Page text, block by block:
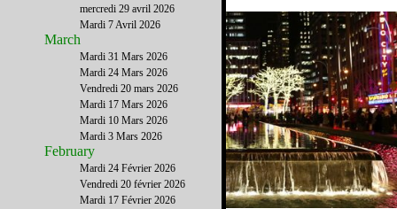
mercredi 29 avril 2026
Mardi 7 Avril 2026
March
Mardi 31 Mars 2026
Mardi 24 Mars 2026
Vendredi 20 mars 2026
Mardi 17 Mars 2026
Mardi 10 Mars 2026
Mardi 3 Mars 2026
February
Mardi 24 Février 2026
Vendredi 20 février 2026
Mardi 17 Février 2026